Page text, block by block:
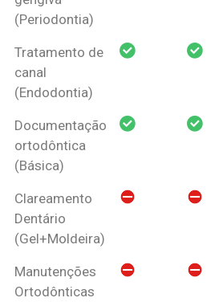
(Periodontia)
Tratamento de
canal
(Endodontia)
Documentação
ortodôntica
(Básica)
Clareamento
Dentário
(Gel+Moldeira)
Manutenções
Ortodônticas